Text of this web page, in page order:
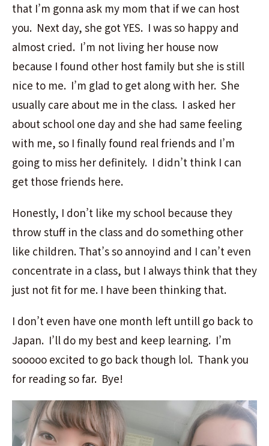
that I’m gonna ask my mom that if we can host
you. Next day, she got YES. I was so happy and
almost cried. I’m not living her house now
because I found other host family but she is still
nice to me. I’m glad to get along with her. She
usually care about me in the class. I asked her
about school one day and she had same feeling
with me, so I finally found real friends and I’m
going to miss her definitely. I didn’t think I can
get those friends here.
Honestly, I don’t like my school because they
throw stuff in the class and do something other
like children. That’s so annoyind and I can’t even
concentrate in a class, but I always think that they
just not fit for me. I have been thinking that.
I don’t even have one month left untill go back to
Japan. I’ll do my best and keep learning. I’m
sooooo excited to go back though lol. Thank you
for reading so far. Bye!